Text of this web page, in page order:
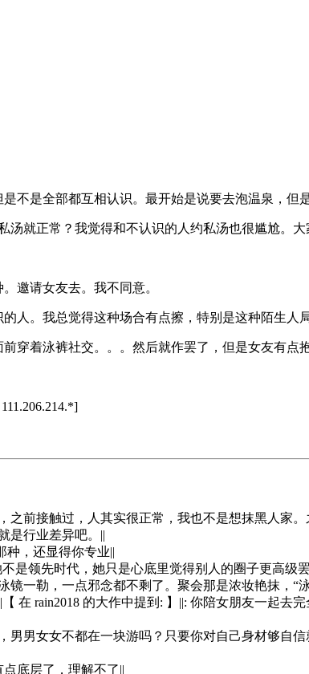
不是全部都互相认识。最开始是说要去泡温泉，但
汤就正常？我觉得和不认识的人约私汤也很尴尬。大
邀请女友去。我不同意。
人。我总觉得这种场合有点擦，特别是这种陌生人
穿着泳裤社交。。。然后就作罢了，但是女友有点
前接触过，人其实很正常，我也不是想抹黑人家
行业差异吧。||
，还显得你专业||
是领先时代，她只是心底里觉得别人的圈子更高级罢
一勒，一点邪念都不剩了。聚会那是浓妆艳抹，
在 rain2018 的大作中提到: 】||: 你陪女朋友一起
男女女不都在一块游吗？只要你对自己身材够自信
底层了，理解不了||